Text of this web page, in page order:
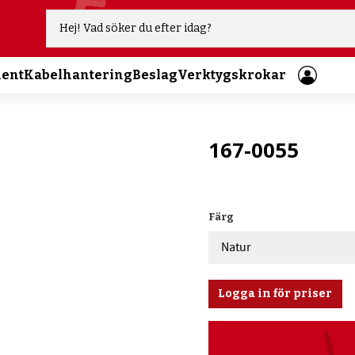
KabelhanteringBeslagVerktygskrokar
167-0055
Färg
Logga in för priser